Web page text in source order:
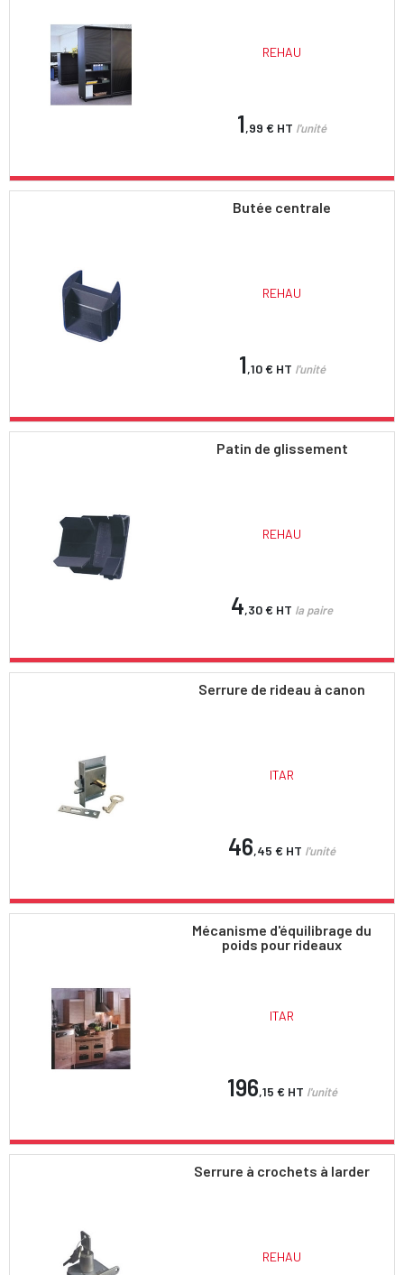
REHAU
1,99 € HT l'unité
Butée centrale
REHAU
1,10 € HT l'unité
Patin de glissement
REHAU
4,30 € HT la paire
Serrure de rideau à canon
ITAR
46,45 € HT l'unité
Mécanisme d'équilibrage du
poids pour rideaux
ITAR
196,15 € HT l'unité
Serrure à crochets à larder
REHAU